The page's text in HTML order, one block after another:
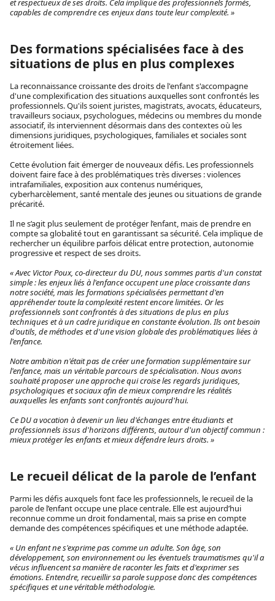
et respectueux de ses droits. Cela implique des professionnels formés,
capables de comprendre ces enjeux dans toute leur complexité. »
Des formations spécialisées face à des
situations de plus en plus complexes
La reconnaissance croissante des droits de l'enfant s'accompagne
d'une complexification des situations auxquelles sont confrontés les
professionnels. Qu'ils soient juristes, magistrats, avocats, éducateurs,
travailleurs sociaux, psychologues, médecins ou membres du monde
associatif, ils interviennent désormais dans des contextes où les
dimensions juridiques, psychologiques, familiales et sociales sont
étroitement liées.
Cette évolution fait émerger de nouveaux défis. Les professionnels
doivent faire face à des problématiques très diverses : violences
intrafamiliales, exposition aux contenus numériques,
cyberharcèlement, santé mentale des jeunes ou situations de grande
précarité.
Il ne s’agit plus seulement de protéger l’enfant, mais de prendre en
compte sa globalité tout en garantissant sa sécurité. Cela implique de
rechercher un équilibre parfois délicat entre protection, autonomie
progressive et respect de ses droits.
« Avec Victor Poux, co-directeur du DU, nous sommes partis d'un constat
simple : les enjeux liés à l'enfance occupent une place croissante dans
notre société, mais les formations spécialisées permettant d'en
appréhender toute la complexité restent encore limitées. Or les
professionnels sont confrontés à des situations de plus en plus
techniques et à un cadre juridique en constante évolution. Ils ont besoin
d'outils, de méthodes et d'une vision globale des problématiques liées à
l'enfance.
Notre ambition n'était pas de créer une formation supplémentaire sur
l'enfance, mais un véritable parcours de spécialisation. Nous avons
souhaité proposer une approche qui croise les regards juridiques,
psychologiques et sociaux afin de mieux comprendre les réalités
auxquelles les enfants sont confrontés aujourd'hui.
Ce DU a vocation à devenir un lieu d'échanges entre étudiants et
professionnels issus d'horizons différents, autour d'un objectif commun :
mieux protéger les enfants et mieux défendre leurs droits. »
Le recueil délicat de la parole de l’enfant
Parmi les défis auxquels font face les professionnels, le recueil de la
parole de l’enfant occupe une place centrale. Elle est aujourd’hui
reconnue comme un droit fondamental, mais sa prise en compte
demande des compétences spécifiques et une méthode adaptée.
« Un enfant ne s'exprime pas comme un adulte. Son âge, son
développement, son environnement ou les éventuels traumatismes qu'il a
vécus influencent sa manière de raconter les faits et d'exprimer ses
émotions. Entendre, recueillir sa parole suppose donc des compétences
spécifiques et une véritable méthodologie.